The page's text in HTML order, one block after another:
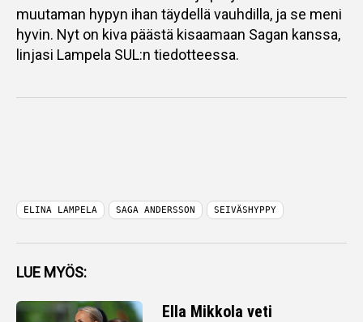
muutaman hypyn ihan täydellä vauhdilla, ja se meni
hyvin. Nyt on kiva päästä kisaamaan Sagan kanssa,
linjasi Lampela SUL:n tiedotteessa.
ELINA LAMPELA SAGA ANDERSSON SEIVÄSHYPPY
LUE MYÖS:
Ella Mikkola veti